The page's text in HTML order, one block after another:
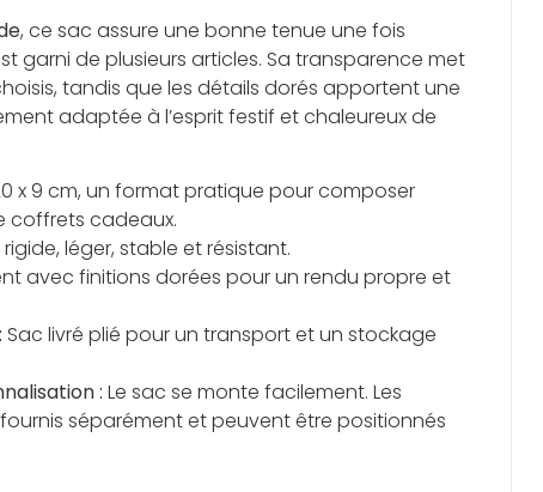
, ce sac assure une bonne tenue une fois
garni de plusieurs articles. Sa transparence met
tandis que les détails dorés apportent une
adaptée à l’esprit festif et chaleureux de
x 9 cm, un format pratique pour composer
coffrets cadeaux.
léger, stable et résistant.
avec finitions dorées pour un rendu propre et
Sac livré plié pour un transport et un stockage
: Le sac se monte facilement. Les
séparément et peuvent être positionnés